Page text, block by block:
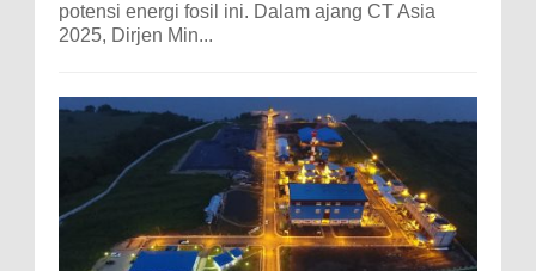
potensi energi fosil ini. Dalam ajang CT Asia
2025, Dirjen Min...